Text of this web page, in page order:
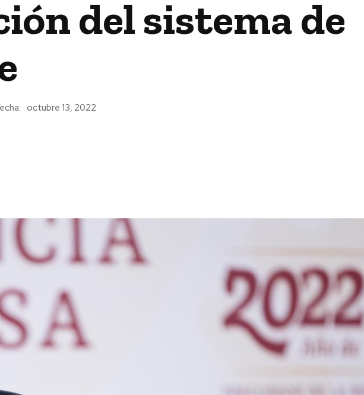
del sistema de
octubre 13, 2022